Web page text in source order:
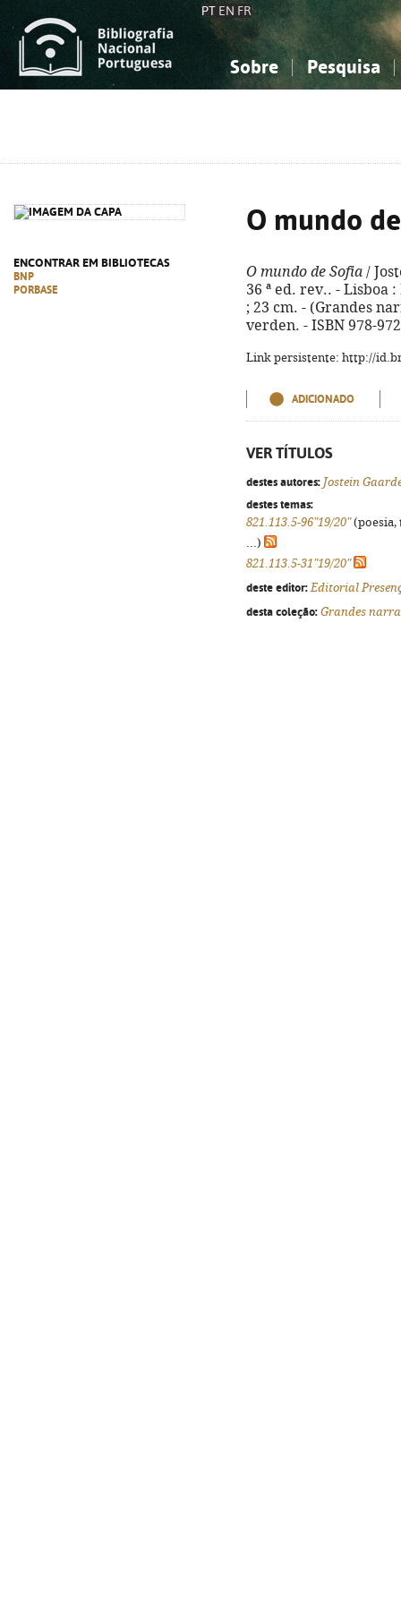
PT EN FR
Sobre Pesquisa
ENCONTRAR EM BIBLIOTECAS
BNP
PORBASE
O mundo
O mundo de Sofia /
36 ª ed. rev.. - Lisboa
; 23 cm. - (Grandes
verden. - ISBN 978-
Link persistente: http://
ADICIONADO
VER TÍTULOS
destes autores: Jostein
destes temas:
821.113.5-96"19/20"(poesia,
...)
821.113.5-31"19/20"
deste editor: Editorial
desta coleção: Grandes